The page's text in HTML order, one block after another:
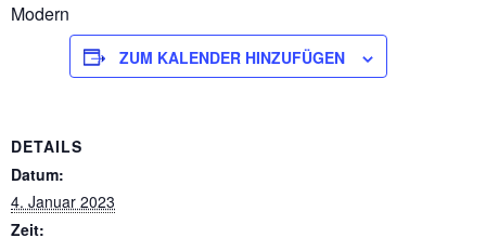
Modern
ZUM KALENDER HINZUFÜGEN
DETAILS
Datum:
4. Januar 2023
Zeit: